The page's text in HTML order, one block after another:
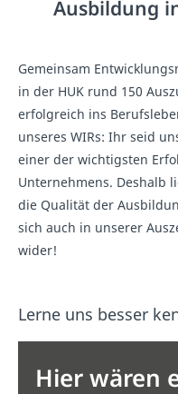
Ausbildung
Gemeinsam
in der HUK rund 150
erfolgreich ins
unseres WIRs: Ihr seid
einer der wichtigsten
Unternehmens. Deshalb
die Qualität der
sich auch in unserer
wider!
Lerne uns besser
Hier wären